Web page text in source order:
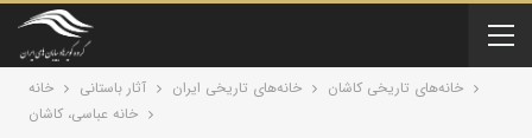
خانه آثار باستانی خانه‌های تاریخی ایران
خانه‌های تاریخی کاشان
خانه عباسی، کاشان